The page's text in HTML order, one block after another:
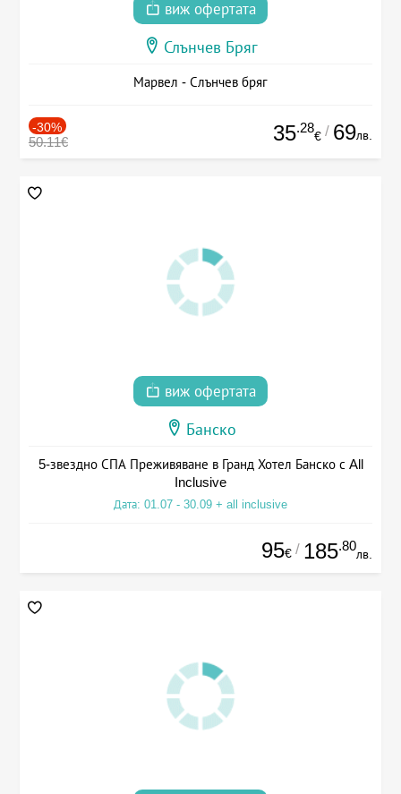
виж офертата
Слънчев Бряг
Марвел - Слънчев бряг
-30%
50.11€ 35.28
€ / 69лв.
виж офертата
Банско
5-звездно СПА Преживяване в Гранд Хотел Банско с All
Inclusive
Дата: 01.07 - 30.09 + all inclusive
95€ / 185.80
лв.